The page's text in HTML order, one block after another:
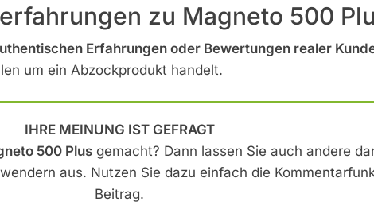
zu Magneto 500
Erfahrungen oder Bewertungen realer
um ein Abzockprodukt handelt.
IHRE MEINUNG IST GEFRAGT
500 Plus gemacht? Dann lassen Sie auch andere
aus. Nutzen Sie dazu einfach die
Beitrag.